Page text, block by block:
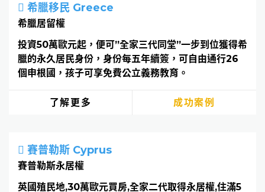
希臘移民 Greece
希臘居留權
投資50萬歐元起，便可”全家三代同堂”一步到位獲得希
臘的永久居民身份，身份每五年續簽，可自由通行26
個申根國，孩子可享免費公立義務教育。
了解更多 成功案例
賽普勒斯 Cyprus
賽普勒斯永居權
英國殖民地,30萬歐元買房,全家二代取得永居權,住滿5